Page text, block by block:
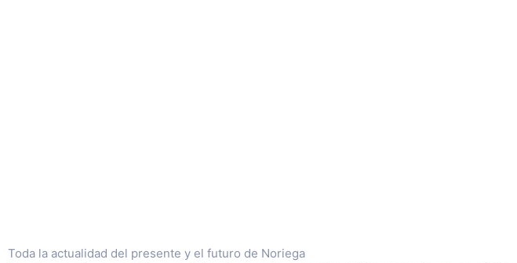
Toda la actualidad del presente y el futuro de Noriega